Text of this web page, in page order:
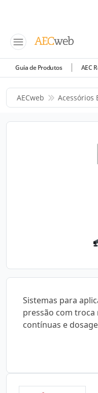
Guia de Produtos AEC
AECweb Acessórios
Sistemas para
pressão com
contínuas e